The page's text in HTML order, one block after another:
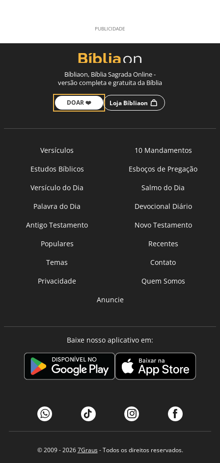
Bíbliaon, Bíblia Sagrada Online -
versão completa e gratuita da Bíblia
DOAR ❤️ Loja Bíbliaon
Versículos
10 Mandamentos
Estudos Bíblicos
Esboços de Pregação
Versículo do Dia
Salmo do Dia
Palavra do Dia
Devocional Diário
Antigo Testamento
Novo Testamento
Populares
Recentes
Temas
Contato
Privacidade
Quem Somos
Anuncie
Baixe nosso aplicativo em:
© 2009 - 20267Graus- Todos os direitos reservados.